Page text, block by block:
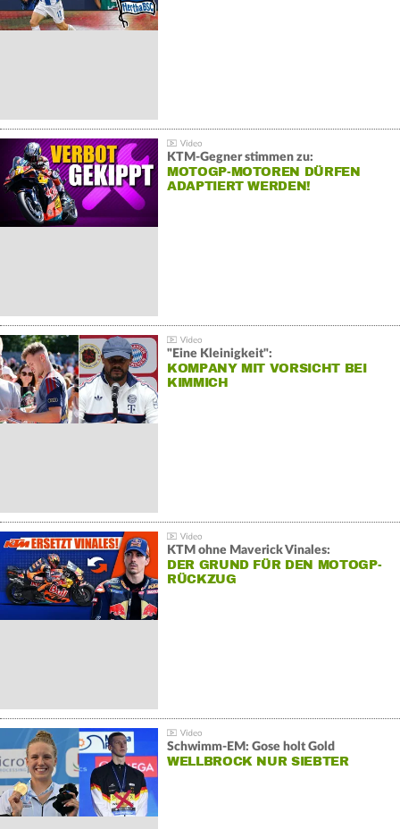
KTM-Gegner stimmen zu:
MOTOGP-MOTOREN DÜRFEN
ADAPTIERT WERDEN!
"Eine Kleinigkeit":
KOMPANY MIT VORSICHT BEI
KIMMICH
KTM ohne Maverick Vinales:
DER GRUND FÜR DEN MOTOGP-
RÜCKZUG
Schwimm-EM: Gose holt Gold
WELLBROCK NUR SIEBTER